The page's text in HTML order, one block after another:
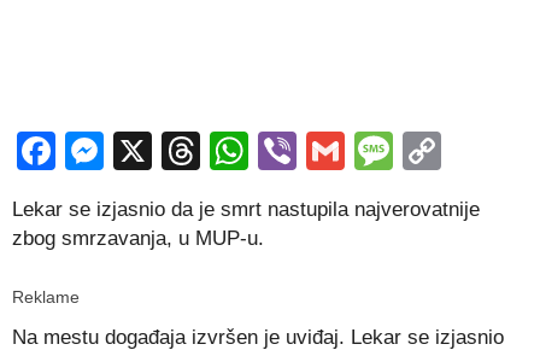
Facebook
Messenger
X Threads
WhatsApp
ViberGmail
Lekar se izjasnio da je smrt nastupila najverovatnije
zbog smrzavanja, u MUP-u.
Reklame
Na mestu događaja izvršen je uviđaj. Lekar se izjasnio